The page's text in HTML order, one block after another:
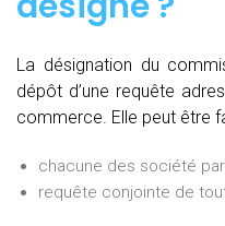
La désignation du
dépôt d’une requête
commerce. Elle peut être
chacune des société
requête conjointe de